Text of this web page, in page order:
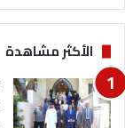
الأكثر مشاهدة